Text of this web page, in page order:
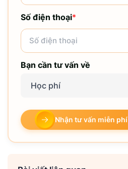
Số điện thoại*
Bạn cần tư vấn về
Học phí
Nhận tư vấn miễn phí